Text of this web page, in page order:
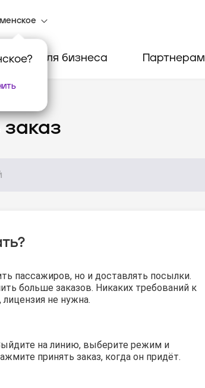
? Для бизнеса Партнерам
пассажиров, но и доставлять посылки.
больше заказов. Никаких требований к
не нужна.
на линию, выберите режим и
принять заказ, когда он придёт.